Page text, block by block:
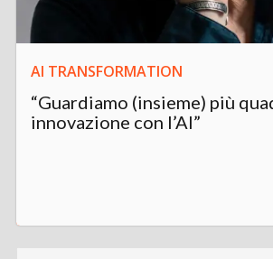
AI TRANSFORMATION
“Guardiamo (insieme) più
innovazione con l’AI”